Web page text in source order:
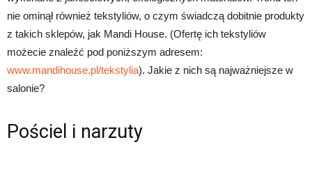
nie ominął również tekstyliów, o czym świadczą dobitnie produkty
z takich sklepów, jak Mandi House. (Ofertę ich tekstyliów
możecie znaleźć pod poniższym adresem:
www.mandihouse.pl/tekstylia). Jakie z nich są najważniejsze w
salonie?
Pościel i narzuty